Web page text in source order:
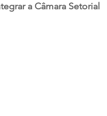
a Câmara Setorial